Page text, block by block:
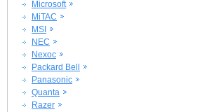
Microsoft
MiTAC
MSI
NEC
Nexoc
Packard Bell
Panasonic
Quanta
Razer